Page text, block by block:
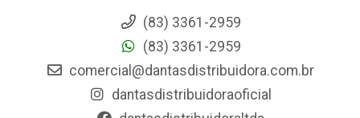
(83) 3361-2959
(83) 3361-2959
comercial@dantasdistribuidora.com.br
dantasdistribuidoraoficial